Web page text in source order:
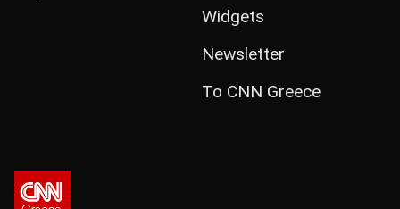
Widgets
Newsletter
Το CNN Greece